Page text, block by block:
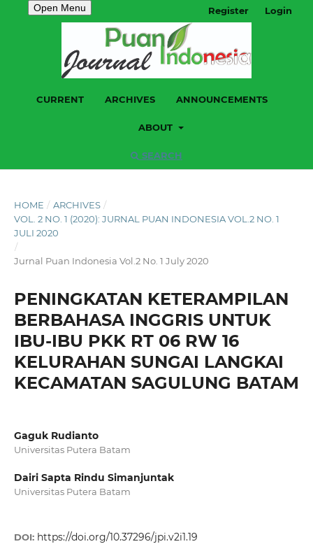
Open Menu
CURRENT ARCHIVES ANNOUNCEMENTS
ABOUT
SEARCH
Register Login
HOME / ARCHIVES /
VOL. 2 NO. 1 (2020): JURNAL PUAN INDONESIA VOL.2 NO. 1
JULI 2020
/
Jurnal Puan Indonesia Vol.2 No. 1 July 2020
PENINGKATAN KETERAMPILAN
BERBAHASA INGGRIS UNTUK
IBU-IBU PKK RT 06 RW 16
KELURAHAN SUNGAI LANGKAI
KECAMATAN SAGULUNG BATAM
Gaguk Rudianto
Universitas Putera Batam
Dairi Sapta Rindu Simanjuntak
Universitas Putera Batam
DOI: https://doi.org/10.37296/jpi.v2i1.19